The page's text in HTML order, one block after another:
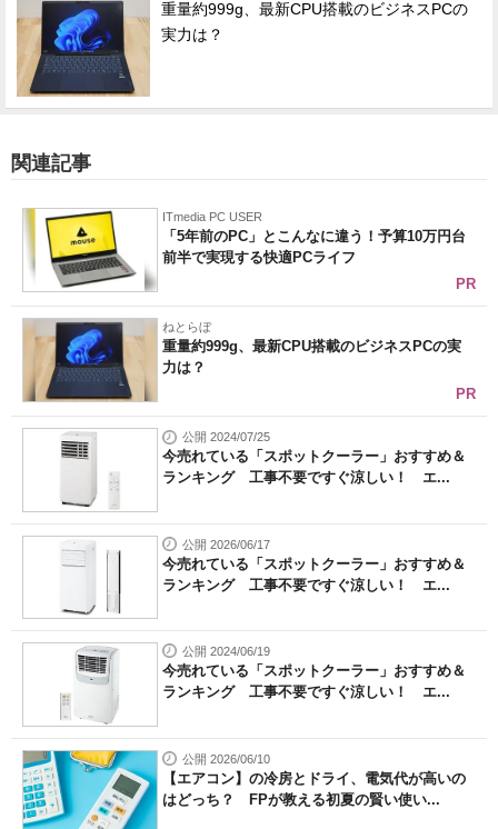
重量約999g、最新CPU搭載のビジネスPCの
実力は？
関連記事
ITmedia PC USER
「5年前のPC」とこんなに違う！予算10万円台
前半で実現する快適PCライフ
PR
ねとらぼ
重量約999g、最新CPU搭載のビジネスPCの実
力は？
PR
公開 2024/07/25
今売れている「スポットクーラー」おすすめ＆
ランキング 工事不要ですぐ涼しい！ エ...
公開 2026/06/17
今売れている「スポットクーラー」おすすめ＆
ランキング 工事不要ですぐ涼しい！ エ...
公開 2024/06/19
今売れている「スポットクーラー」おすすめ＆
ランキング 工事不要ですぐ涼しい！ エ...
公開 2026/06/10
【エアコン】の冷房とドライ、電気代が高いの
はどっち？ FPが教える初夏の賢い使い...